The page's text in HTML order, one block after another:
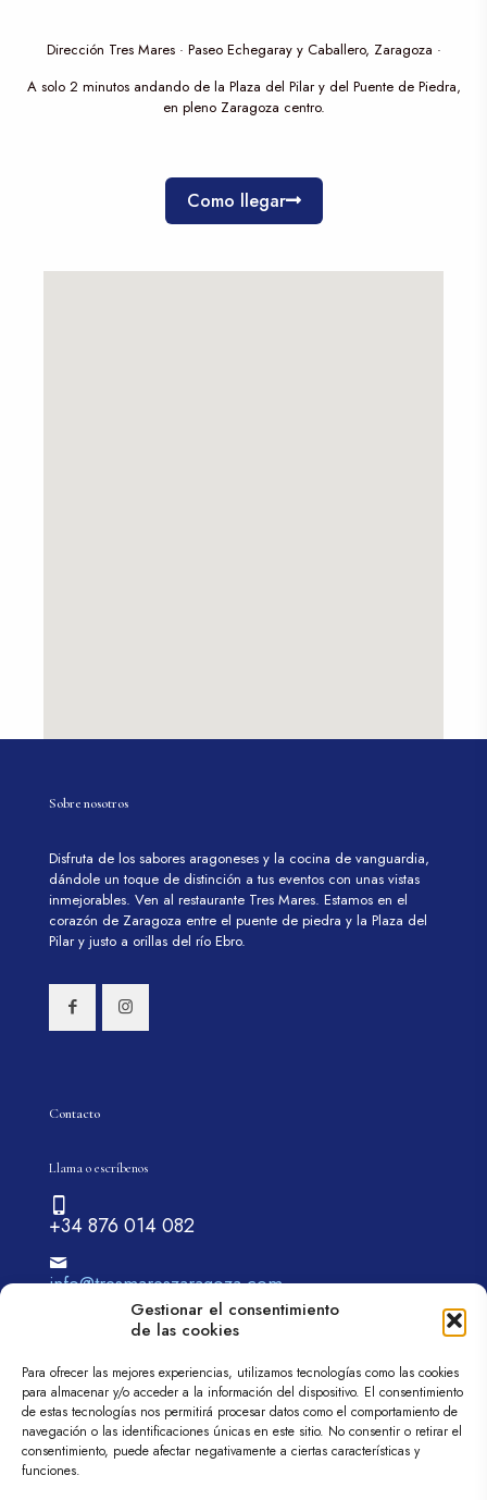
Gestionar el consentimiento
de las cookies
Para ofrecer las mejores experiencias, utilizamos tecnologías como las cookies
para almacenar y/o acceder a la información del dispositivo. El consentimiento
de estas tecnologías nos permitirá procesar datos como el comportamiento de
navegación o las identificaciones únicas en este sitio. No consentir o retirar el
consentimiento, puede afectar negativamente a ciertas características y
funciones.
Dirección Tres Mares · Paseo Echegaray y Caballero, Zaragoza ·
A solo 2 minutos andando de la Plaza del Pilar y del Puente de Piedra,
en pleno Zaragoza centro.
Como llegar
Sobre nosotros
Disfruta de los sabores aragoneses y la cocina de vanguardia,
dándole un toque de distinción a tus eventos con unas vistas
inmejorables. Ven al restaurante Tres Mares. Estamos en el
corazón de Zaragoza entre el puente de piedra y la Plaza del
Pilar y justo a orillas del río Ebro.
Contacto
Llama o escríbenos
+34 876 014 082
info@tresmareszaragoza.com
© 2026 tremareszaragoza.com| Todos los derechos
reservados